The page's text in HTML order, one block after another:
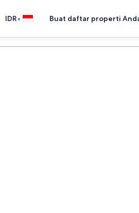
IDR• Buat daftar properti